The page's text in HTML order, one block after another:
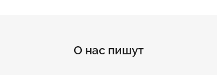
О нас пишут